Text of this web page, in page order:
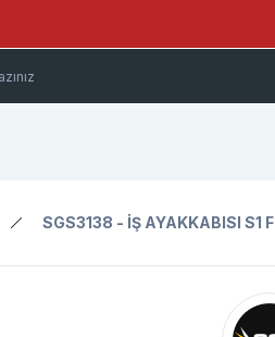
SGS3138 - İŞ AYAKKABISI S1